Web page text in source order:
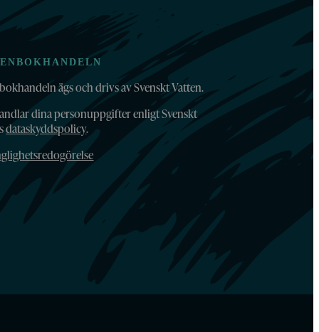
ägs och drivs av Svenskt Vatten.
dina personuppgifter enligt Svenskt
dataskyddspolicy.